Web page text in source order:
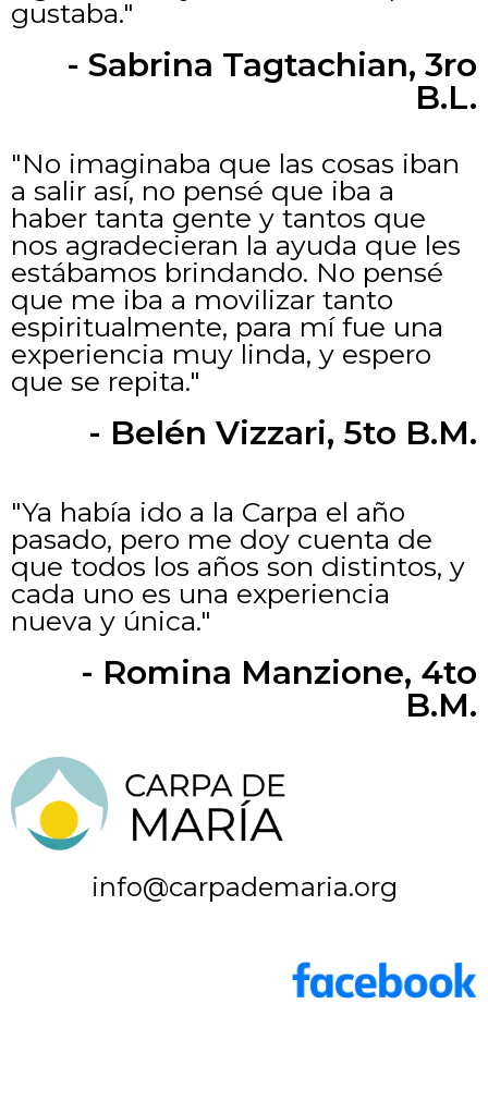
gustaba."
- Sabrina Tagtachian, 3ro
B.L.
"No imaginaba que las cosas iban
a salir así, no pensé que iba a
haber tanta gente y tantos que
nos agradecieran la ayuda que les
estábamos brindando. No pensé
que me iba a movilizar tanto
espiritualmente, para mí fue una
experiencia muy linda, y espero
que se repita."
- Belén Vizzari, 5to B.M.
"Ya había ido a la Carpa el año
pasado, pero me doy cuenta de
que todos los años son distintos, y
cada uno es una experiencia
nueva y única."
- Romina Manzione, 4to
B.M.
info@carpademaria.org